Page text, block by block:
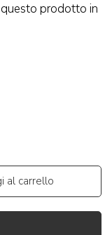
prodotto in
al carrello